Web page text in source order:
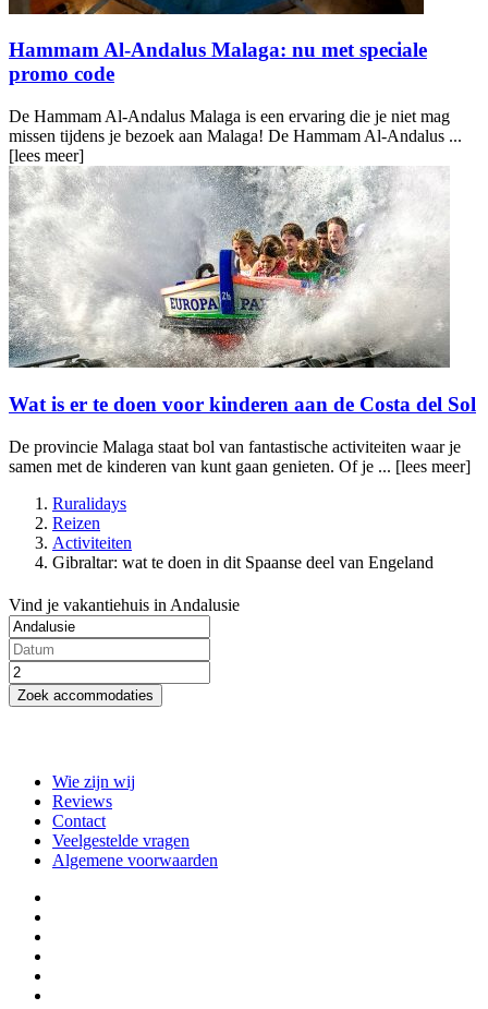
Hammam Al-Andalus Malaga: nu met speciale
promo code
De Hammam Al-Andalus Malaga is een ervaring die je niet mag
missen tijdens je bezoek aan Malaga! De Hammam Al-Andalus ...
[lees meer]
Wat is er te doen voor kinderen aan de Costa del Sol
De provincie Malaga staat bol van fantastische activiteiten waar je
samen met de kinderen van kunt gaan genieten. Of je ... [lees meer]
Ruralidays
Reizen
Activiteiten
Gibraltar: wat te doen in dit Spaanse deel van Engeland
Vind je vakantiehuis in Andalusie
Zoek accommodaties
Wie zijn wij
Reviews
Contact
Veelgestelde vragen
Algemene voorwaarden